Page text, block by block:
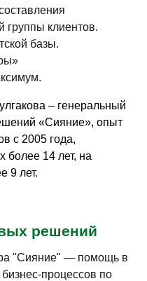
группы клиентов.
базы.
– генеральный
«Сияние», опыт
с 2005 года,
более 14 лет, на
9 лет.
решений
"Сияние" — помощь в
процессов по